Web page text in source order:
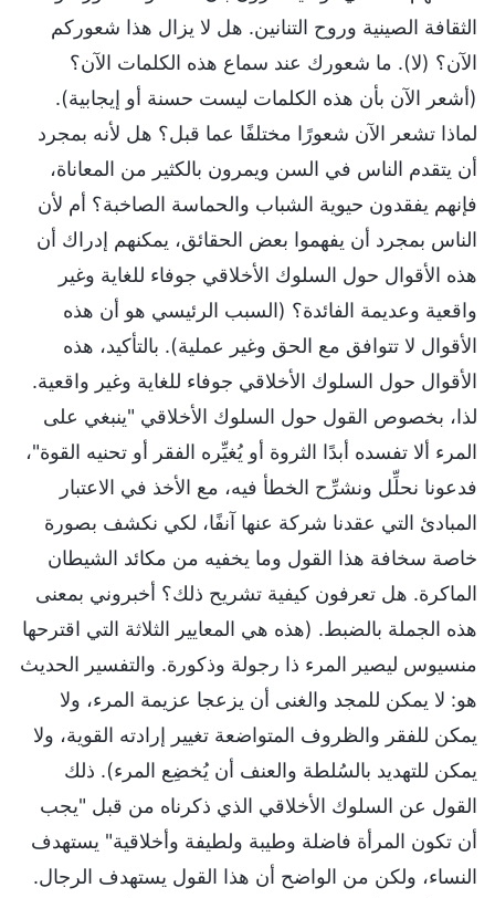
الثقافة الصينية وروح التنانين. هل لا يزال هذا شعوركم
الآن؟ (لا). ما شعورك عند سماع هذه الكلمات الآن؟
(أشعر الآن بأن هذه الكلمات ليست حسنة أو إيجابية).
لماذا تشعر الآن شعورًا مختلفًا عما قبل؟ هل لأنه بمجرد
أن يتقدم الناس في السن ويمرون بالكثير من المعاناة،
فإنهم يفقدون حيوية الشباب والحماسة الصاخبة؟ أم لأن
الناس بمجرد أن يفهموا بعض الحقائق، يمكنهم إدراك أن
هذه الأقوال حول السلوك الأخلاقي جوفاء للغاية وغير
واقعية وعديمة الفائدة؟ (السبب الرئيسي هو أن هذه
الأقوال لا تتوافق مع الحق وغير عملية). بالتأكيد، هذه
الأقوال حول السلوك الأخلاقي جوفاء للغاية وغير واقعية.
لذا، بخصوص القول حول السلوك الأخلاقي "ينبغي على
المرء ألا تفسده أبدًا الثروة أو يُغيِّره الفقر أو تحنيه القوة"،
فدعونا نحلِّل ونشرِّح الخطأ فيه، مع الأخذ في الاعتبار
المبادئ التي عقدنا شركة عنها آنفًا، لكي نكشف بصورة
خاصة سخافة هذا القول وما يخفيه من مكائد الشيطان
الماكرة. هل تعرفون كيفية تشريح ذلك؟ أخبروني بمعنى
هذه الجملة بالضبط. (هذه هي المعايير الثلاثة التي اقترحها
منسيوس ليصير المرء ذا رجولة وذكورة. والتفسير الحديث
هو: لا يمكن للمجد والغنى أن يزعجا عزيمة المرء، ولا
يمكن للفقر والظروف المتواضعة تغيير إرادته القوية، ولا
يمكن للتهديد بالسُلطة والعنف أن يُخضِع المرء). ذلك
القول عن السلوك الأخلاقي الذي ذكرناه من قبل "يجب
أن تكون المرأة فاضلة وطيبة ولطيفة وأخلاقية" يستهدف
النساء، ولكن من الواضح أن هذا القول يستهدف الرجال.